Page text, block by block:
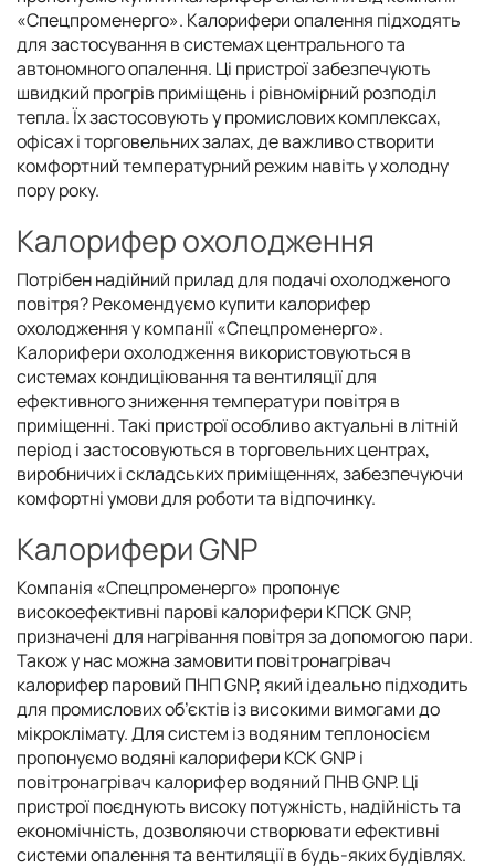
«Спецпроменерго». Калорифери опалення підходять
для застосування в системах центрального та
автономного опалення. Ці пристрої забезпечують
швидкий прогрів приміщень і рівномірний розподіл
тепла. Їх застосовують у промислових комплексах,
офісах і торговельних залах, де важливо створити
комфортний температурний режим навіть у холодну
пору року.
Калорифер охолодження
Потрібен надійний прилад для подачі охолодженого
повітря? Рекомендуємо купити калорифер
охолодження у компанії «Спецпроменерго».
Калорифери охолодження використовуються в
системах кондиціювання та вентиляції для
ефективного зниження температури повітря в
приміщенні. Такі пристрої особливо актуальні в літній
період і застосовуються в торговельних центрах,
виробничих і складських приміщеннях, забезпечуючи
комфортні умови для роботи та відпочинку.
Калорифери GNP
Компанія «Спецпроменерго» пропонує
високоефективні парові калорифери КПСК GNP,
призначені для нагрівання повітря за допомогою пари.
Також у нас можна замовити повітронагрівач
калорифер паровий ПНП GNP, який ідеально підходить
для промислових об’єктів із високими вимогами до
мікроклімату. Для систем із водяним теплоносієм
пропонуємо водяні калорифери КСК GNP і
повітронагрівач калорифер водяний ПНВ GNP. Ці
пристрої поєднують високу потужність, надійність та
економічність, дозволяючи створювати ефективні
системи опалення та вентиляції в будь-яких будівлях.